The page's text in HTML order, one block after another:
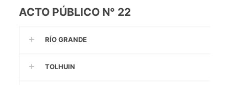
ACTO PÚBLICO N° 22
RÍO GRANDE
TOLHUIN